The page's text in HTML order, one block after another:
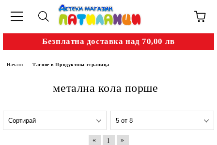
Безплатна доставка над 70,00 лв
Начало Тагове в Продуктова страница
метална кола порше
« 1
»